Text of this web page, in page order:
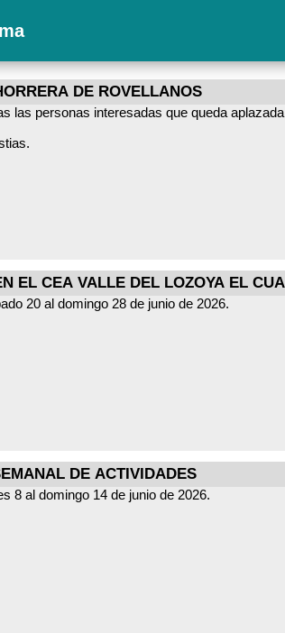
DE ROVELLANOS
las personas interesadas que queda
EL CEA VALLE DEL LOZOYA EL
20 al domingo 28 de junio de 2026.
DE ACTIVIDADES
8 al domingo 14 de junio de 2026.